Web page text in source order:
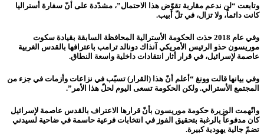
وتابعت “لن ندعم مقاربة تقوّض هذا الاحتمال”، مشدّدة على أنّ سفارة أستراليا
كانت دائماً، ولا تزال، في تلّ أبيب.
وفي عام 2018 حذت الحكومة الأسترالية المحافظة السابقة بقيادة سكوت
موريسون حذو الرئيس الأمريكي آنذاك دونالد ترامب باعترافها بالقدس الغربية
عاصمة لإسرائيل، في قرار أثار انتقادات داخلية واسعة النطاق.
وفي بيانها قالت وونغ “أعلم أنّ هذا (القرار) تسبّب في نزاعات وأزمات في جزء من
المجتمع الأسترالي. ولكن الحكومة تسعى اليوم لحلّ هذا الأمر”.
واتّهمت الوزيرة حكومة موريسون بأنّ قرارها الاعتراف بالقدس عاصمة لإسرائيل
كان مدفوعاً بالرغبة بتحقيق الفوز في انتخابات فرعية حاسمة في ضاحية لسيدني
تضمّ جالية يهودية كبيرة.